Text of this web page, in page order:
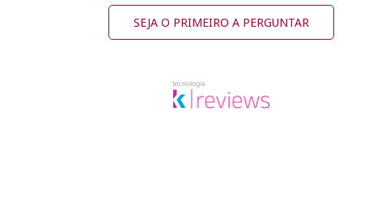
SEJA O PRIMEIRO A PERGUNTAR